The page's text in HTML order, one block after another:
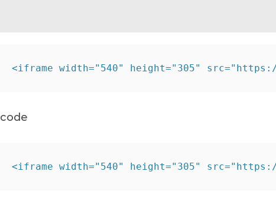
<iframe width="540" height="305" src="https://
code
<iframe width="540" height="305" src="https://